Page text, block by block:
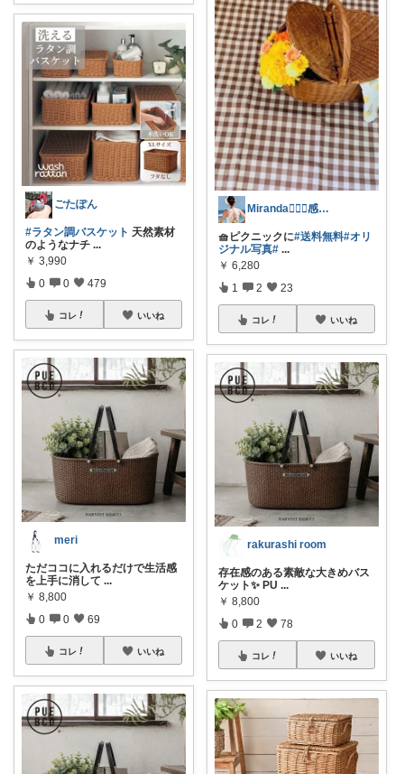
ごたぽん
#ラタン調バスケット 天然素材
のようなナチ ...
￥ 3,990
0 0 479
コレ いいね
meri
ただココに入れるだけで生活感
を上手に消して ...
￥ 8,800
0 0 69
コレ いいね
Miranda👰🏻‍♀️感謝🙏
🧺ピクニックに#送料無料#オリ
ジナル写真# ...
￥ 6,280
1 2 23
コレ いいね
rakurashi room
存在感のある素敵な大きめバス
ケット✨ PU ...
￥ 8,800
0 2 78
コレ いいね